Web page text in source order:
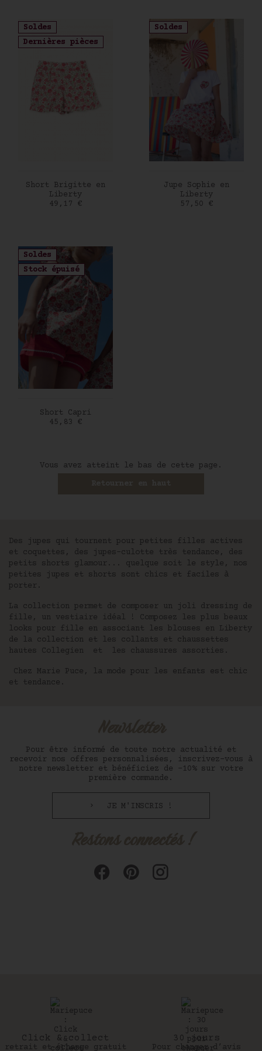
Soldes
Dernières pièces
AJOUTER AU PANIER
Short Brigitte en
Liberty
Prix
49,17 €
Soldes
AJOUTER AU PANIER
Jupe Sophie en
Liberty
Prix
57,50 €
Soldes
Stock épuisé
AJOUTER AU PANIER
Short Capri
Prix
45,83 €
Vous avez atteint le bas de cette page.
Des jupes qui tournent pour petites filles actives
et coquettes, des jupes-culotte très tendance, des
petits shorts glamour... quelque soit le style, nos
petites jupes et shorts sont chics et faciles à
porter.
La collection permet de composer un joli dressing de
fille, un vestiaire idéal ! Composez les plus beaux
looks pour fille en associant les blouses
en Liberty
de la collection et les collants et chaussettes
hautes Collegien et les chaussures assorties.
Chez Marie Puce, la mode pour les enfants est chic
et tendance.
Pour être informé de toute notre actualité et
recevoir nos offres personnalisées, inscrivez-vous à
notre newsletter et bénéficiez de -10% sur votre
première commande.
JE M'INSCRIS !
Click & collect
retrait et échange gratuit
30 jours
Pour changer d’avis